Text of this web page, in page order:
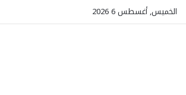
الخميس, أغسطس 6 2026